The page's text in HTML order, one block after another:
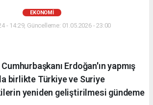
EKONOMI
- 14:29, Güncelleme: 01.05.2026 - 23:00
Erdoğan'ın yapmış
birlikte Türkiye ve Suriye
yeniden geliştirilmesi gündeme